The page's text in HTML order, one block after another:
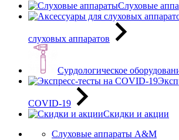
Слуховые
слуховых аппаратов
Сурдологическое
COVID-19
Скидки и акции
Слуховые аппараты A&M